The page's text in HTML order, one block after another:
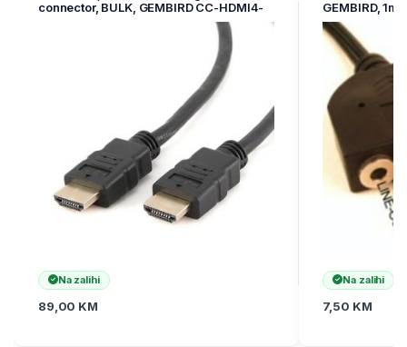
connector, BULK, GEMBIRD CC-HDMI4-
Na zalihi
89,00 KM
GEMBIRD,
Na zalihi
7,50 KM